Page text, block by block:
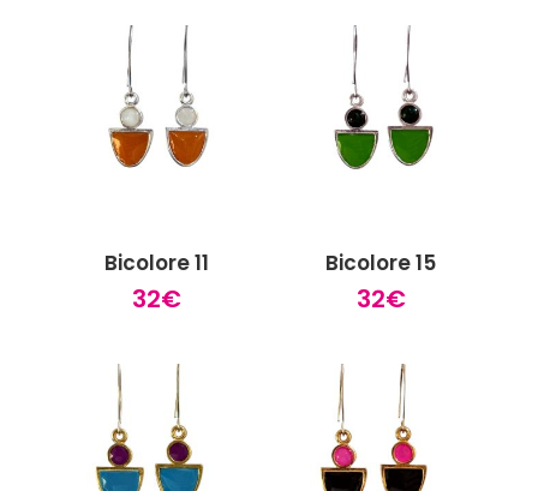
initial
était :
28€.
Bicolore 11
32€
Bicolore 15
32€